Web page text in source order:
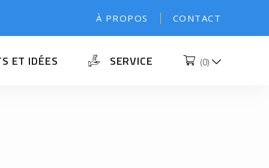
À PROPOS CONTACT
ET IDÉES SERVICE (0)